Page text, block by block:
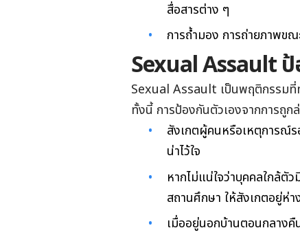
สื่อสารต่าง ๆ
การถ้ำมอง การถ่ายภาพขณ
Sexual Assault ป้
Sexual Assault เป็นพฤติกรรมที่
ทั้งนี้ การป้องกันตัวเองจากการถู
สังเกตผู้คนหรือเหตุการณ์ร
น่าไว้ใจ
หากไม่แน่ใจว่าบุคคลใกล้ตั
สถานศึกษา ให้สังเกตอยู่ห่
เมื่ออยู่นอกบ้านตอนกลาง